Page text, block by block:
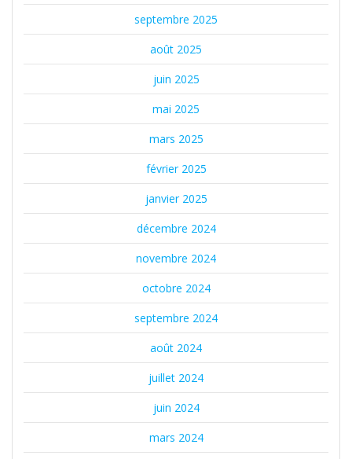
septembre 2025
août 2025
juin 2025
mai 2025
mars 2025
février 2025
janvier 2025
décembre 2024
novembre 2024
octobre 2024
septembre 2024
août 2024
juillet 2024
juin 2024
mars 2024